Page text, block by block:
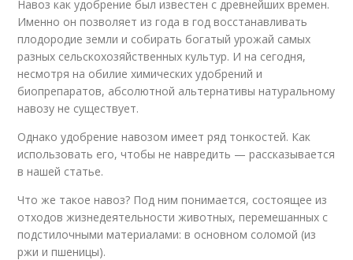
Навоз как удобрение был известен с древнейших времен.
Именно он позволяет из года в год восстанавливать
плодородие земли и собирать богатый урожай самых
разных сельскохозяйственных культур. И на сегодня,
несмотря на обилие химических удобрений и
биопрепаратов, абсолютной альтернативы натуральному
навозу не существует.
Однако удобрение навозом имеет ряд тонкостей. Как
использовать его, чтобы не навредить — рассказывается
в нашей статье.
Что же такое навоз? Под ним понимается, состоящее из
отходов жизнедеятельности животных, перемешанных с
подстилочными материалами: в основном соломой (из
ржи и пшеницы).